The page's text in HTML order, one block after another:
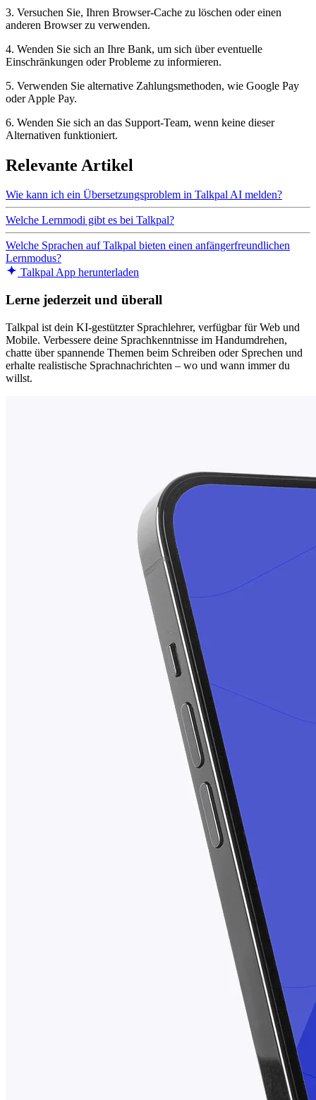
3. Versuchen Sie, Ihren Browser-Cache zu löschen oder einen
anderen Browser zu verwenden.
4. Wenden Sie sich an Ihre Bank, um sich über eventuelle
Einschränkungen oder Probleme zu informieren.
5. Verwenden Sie alternative Zahlungsmethoden, wie Google Pay
oder Apple Pay.
6. Wenden Sie sich an das Support-Team, wenn keine dieser
Alternativen funktioniert.
Relevante Artikel
Wie kann ich ein Übersetzungsproblem in Talkpal AI melden?
Welche Lernmodi gibt es bei Talkpal?
Welche Sprachen auf Talkpal bieten einen anfängerfreundlichen
Lernmodus?
Talkpal App herunterladen
Lerne jederzeit und überall
Talkpal ist dein KI-gestützter Sprachlehrer, verfügbar für Web und
Mobile. Verbessere deine Sprachkenntnisse im Handumdrehen,
chatte über spannende Themen beim Schreiben oder Sprechen und
erhalte realistische Sprachnachrichten – wo und wann immer du
willst.